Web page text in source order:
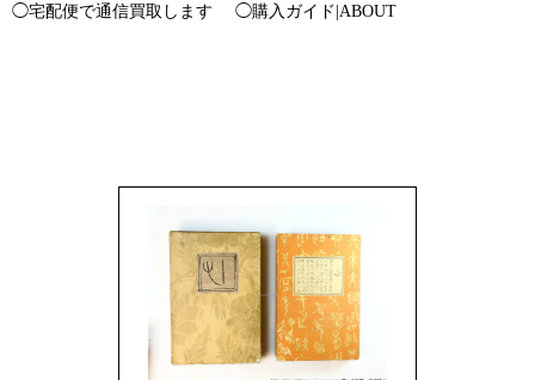
◯宅配便で通信買取します
◯購入ガイド|ABOUT